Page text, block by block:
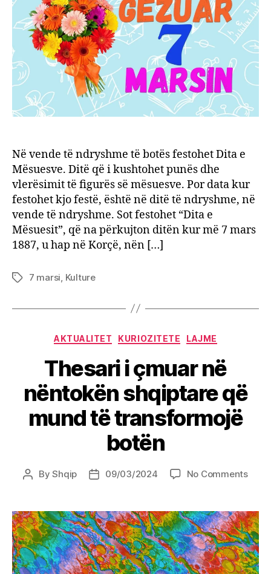
festa
e
dhe
saj
Në vende të ndryshme të botës festohet Dita e
Mësuesve. Ditë që i kushtohet punës dhe
vlerësimit të figurës së mësuesve. Por data kur
festohet kjo festë, është në ditë të ndryshme, në
vende të ndryshme. Sot festohet “Dita e
Mësuesit”, që na përkujton ditën kur më 7 mars
1887, u hap në Korçë, nën […]
Tags7 marsi Kulture
Categories
AKTUALITET KURIOZITETE LAJME
Thesari i çmuar në
nëntokën shqiptare që
mund të transformojë
botën
PostByShqip
Post09/03/2024 No Commentson
në
që